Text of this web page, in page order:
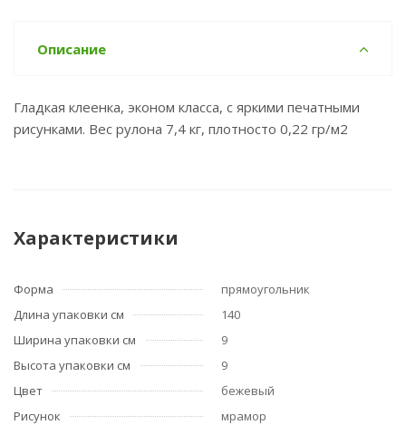
Описание
Гладкая клеенка, эконом класса, с яркими печатными
рисунками. Вес рулона 7,4 кг, плотносто 0,22 гр/м2
Характеристики
Форма
прямоугольник
Длина упаковки см
140
Ширина упаковки см
9
Высота упаковки см
9
Цвет
бежевый
Рисунок
мрамор